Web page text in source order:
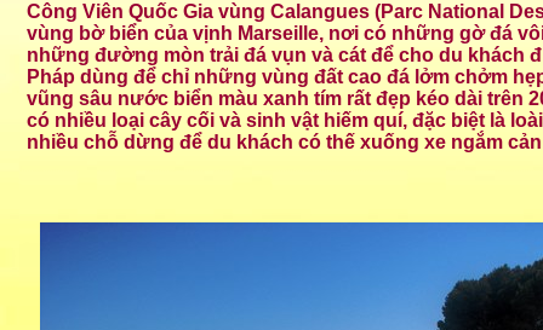
Công Viên Quốc Gia vùng Calangues (Parc National
vùng bờ biển của vịnh Marseille, nơi có những gờ đá
những đường mòn trải đá vụn và cát để cho du khách
Pháp dùng để chỉ những vùng đất cao đá lởm chởm
vũng sâu nước biển màu xanh tím rất đẹp kéo dài trên
có nhiều loại cây cối và sinh vật hiếm quí, đặc biệt là
nhiều chỗ dừng để du khách có thế xuống xe ngắm